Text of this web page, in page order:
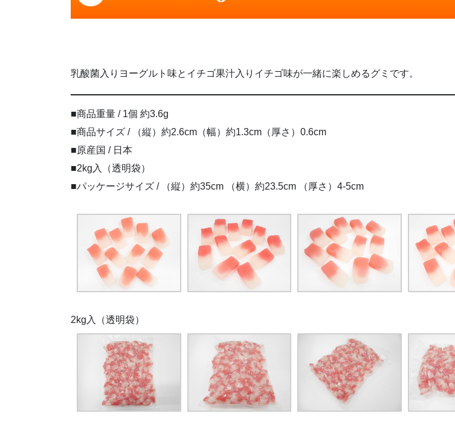
乳酸菌入りヨーグルト味とイチゴ果汁入りイチゴ味が一緒に楽しめるグミです。
■商品重量 / 1個 約3.6g
■商品サイズ / （縦）約2.6cm（幅）約1.3cm（厚さ）0.6cm
■原産国 / 日本
■2kg入（透明袋）
■パッケージサイズ / （縦）約35cm （横）約23.5cm （厚さ）4-5cm
2kg入（透明袋）